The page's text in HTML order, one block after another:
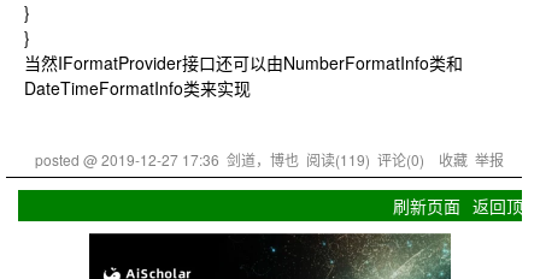
}
}
当然IFormatProvider接口还可以由NumberFormatInfo类和
DateTimeFormatInfo类来实现
posted @2019-12-27 17:36 剑道，博也 阅读(119) 评论(0) 收藏 举报
刷新页面 返回顶部